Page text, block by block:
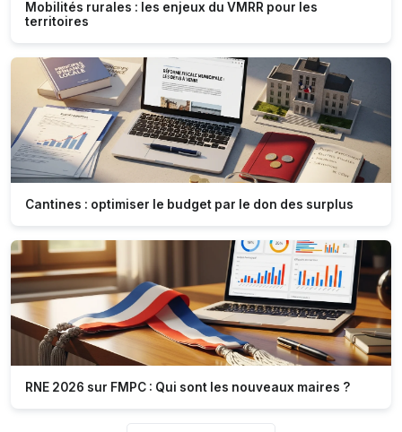
Mobilités rurales : les enjeux du VMRR pour les
territoires
Cantines : optimiser le budget par le don des surplus
RNE 2026 sur FMPC : Qui sont les nouveaux maires ?